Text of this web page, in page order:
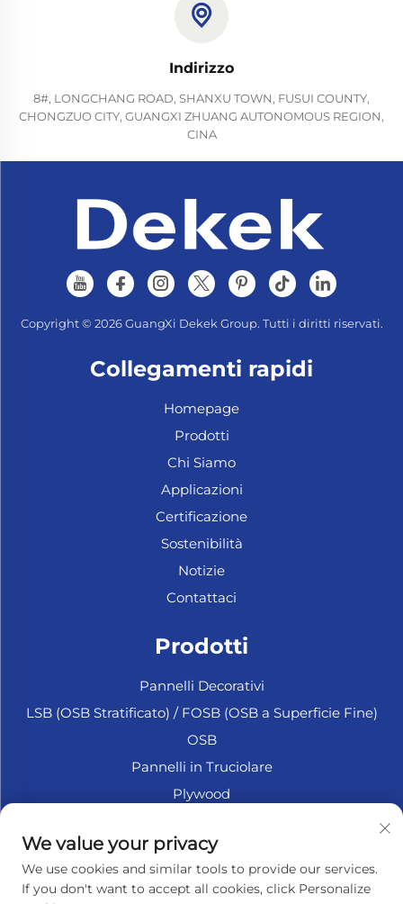
Indirizzo
8#, LONGCHANG ROAD, SHANXU TOWN, FUSUI COUNTY,
CHONGZUO CITY, GUANGXI ZHUANG AUTONOMOUS REGION,
CINA
Copyright © 2026 GuangXi Dekek Group. Tutti i diritti riservati.
Collegamenti rapidi
Homepage
Prodotti
Chi Siamo
Applicazioni
Certificazione
Sostenibilità
Notizie
Contattaci
Prodotti
Pannelli Decorativi
LSB (OSB Stratificato) / FOSB (OSB a Superficie Fine)
OSB
Pannelli in Truciolare
Plywood
Fiberboard
Accessori
We value your privacy
We use cookies and similar tools to provide our services.
If you don't want to accept all cookies, click Personalize